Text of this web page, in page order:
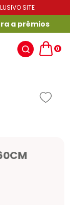
SITE
a prêmios
0